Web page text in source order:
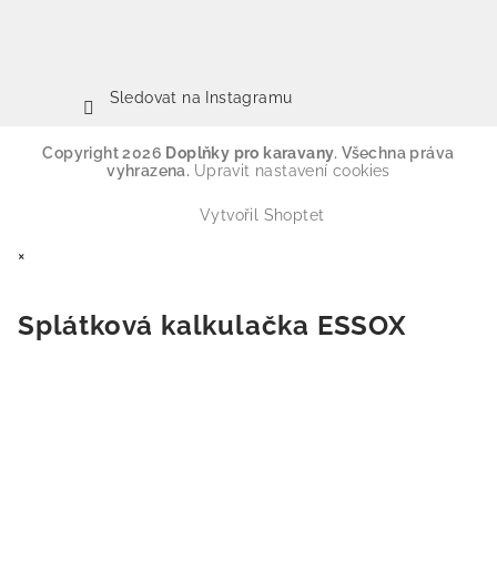
Sledovat na Instagramu
Copyright 2026 Doplňky pro karavany. Všechna práva
vyhrazena. Upravit nastavení cookies
Vytvořil Shoptet
×
Splátková kalkulačka ESSOX